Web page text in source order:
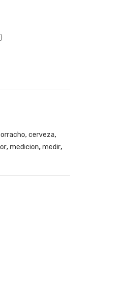
, cerveza,
, medicion, medir,